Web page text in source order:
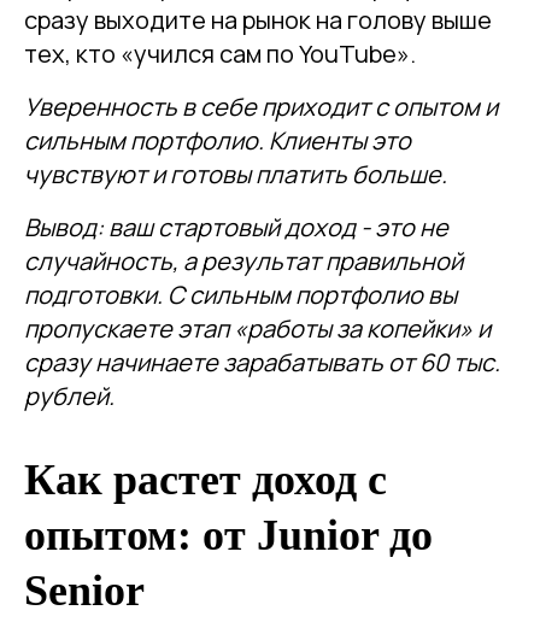
сразу выходите на рынок на голову выше
тех, кто «учился сам по YouTube».
Уверенность в себе приходит с опытом и
сильным портфолио. Клиенты это
чувствуют и готовы платить больше.
Вывод: ваш стартовый доход - это не
случайность, а результат правильной
подготовки. С сильным портфолио вы
пропускаете этап «работы за копейки» и
сразу начинаете зарабатывать от 60 тыс.
рублей.
Как растет доход с
опытом: от Junior до
Senior